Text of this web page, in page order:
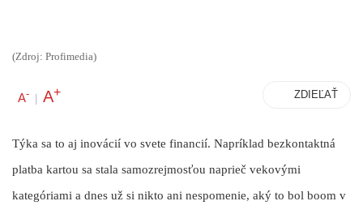
(Zdroj: Profimedia)
A- | A+ ZDIEĽAŤ
Týka sa to aj inovácií vo svete financií. Napríklad bezkontaktná
platba kartou sa stala samozrejmosťou naprieč vekovými
kategóriami a dnes už si nikto ani nespomenie, aký to bol boom v